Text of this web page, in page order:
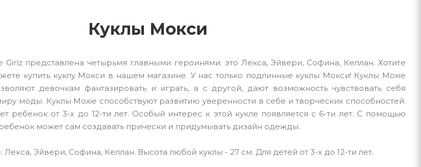
Куклы Мокси
представлена четырьмя главными героинями: это Лекса, Эйвери, Софина, Келлан. Хотите
купить куклу Мокси в нашем магазине. У нас только подлинные куклы Мокси! Куклы Moxie
девочкам фантазировать и играть, а с другой, дают возможность чувствовать себя
моды. Куклы Moxie способствуют развитию уверенности в себе и творческих способностей.
ребенок от 3-х до 12-ти лет. Особый интерес к этой кукле появляется с 6-ти лет. С помощью
может сам создавать прически и придумывать дизайн одежды.
Эйвери, Софина, Келлан. Высота любой куклы - 27 см. Для детей от 3-х до 12-ти лет.